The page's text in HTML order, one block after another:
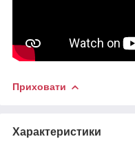
Приховати
Характеристики